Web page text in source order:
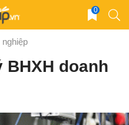
0
BHXH doanh